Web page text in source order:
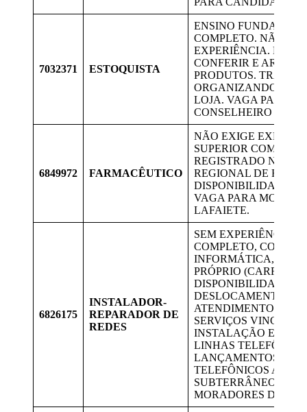
7032371 ESTOQUISTA
ENSINO
COMPLETO. NÃO
EXPERIÊNCIA.
CONFERIR E
PRODUTOS.
ORGANIZANDO O
LOJA. VAGA PARA
CONSELHEIRO
6849972 FARMACÊUTICO
NÃO EXIGE
SUPERIOR
REGISTRADO NO
REGIONAL DE
DISPONIBILIDADE
VAGA PARA
LAFAIETE.
6826175
INSTALADOR-
REPARADOR DE
REDES
SEM EXPERIÊNCIA,
COMPLETO,
INFORMÁTICA, CNH
PRÓPRIO (CARRO),
DISPONIBILIDADE
DESLOCAMENTO E
ATENDIMENTOS DE
SERVIÇOS
INSTALAÇÃO E
LINHAS
LANÇAMENTOS DE
TELEFÔNICOS
SUBTERRÂNEO.
MORADORES DE